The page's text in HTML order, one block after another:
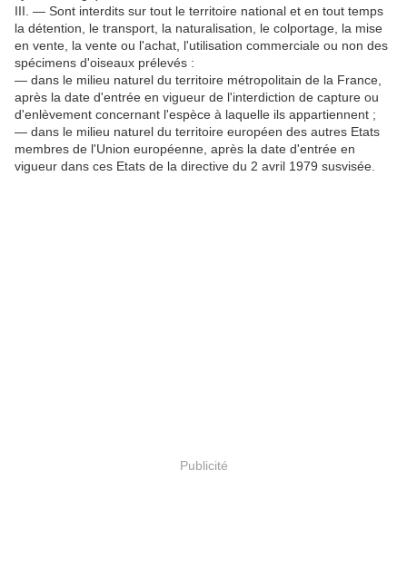
III. ― Sont interdits sur tout le territoire national et en tout temps
la détention, le transport, la naturalisation, le colportage, la mise
en vente, la vente ou l'achat, l'utilisation commerciale ou non des
spécimens d'oiseaux prélevés :
― dans le milieu naturel du territoire métropolitain de la France,
après la date d'entrée en vigueur de l'interdiction de capture ou
d'enlèvement concernant l'espèce à laquelle ils appartiennent ;
― dans le milieu naturel du territoire européen des autres Etats
membres de l'Union européenne, après la date d'entrée en
vigueur dans ces Etats de la directive du 2 avril 1979 susvisée.
Publicité